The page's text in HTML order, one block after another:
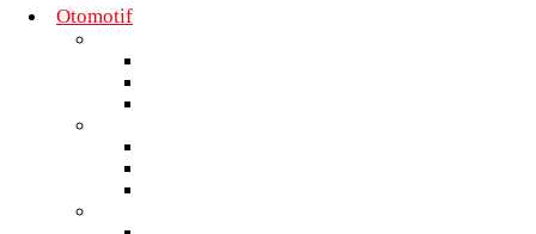
Otomotif